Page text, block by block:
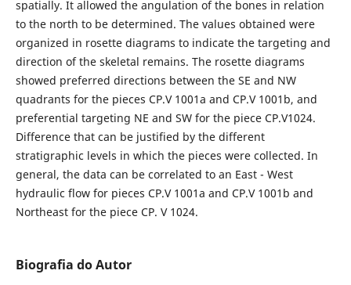
spatially. It allowed the angulation of the bones in relation
to the north to be determined. The values obtained were
organized in rosette diagrams to indicate the targeting and
direction of the skeletal remains. The rosette diagrams
showed preferred directions between the SE and NW
quadrants for the pieces CP.V 1001a and CP.V 1001b, and
preferential targeting NE and SW for the piece CP.V1024.
Difference that can be justified by the different
stratigraphic levels in which the pieces were collected. In
general, the data can be correlated to an East - West
hydraulic flow for pieces CP.V 1001a and CP.V 1001b and
Northeast for the piece CP. V 1024.
Biografia do Autor